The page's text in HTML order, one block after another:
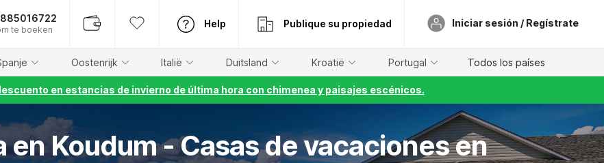
885016722
te boeken
Help Publique su propiedad Iniciar sesión / Regístrate
Oostenrijk Italië Duitsland Kroatië Portugal Todos los países
en estancias de invierno de última hora con chimenea y paisajes escénicos.
en Koudum - Casas de vacaciones en